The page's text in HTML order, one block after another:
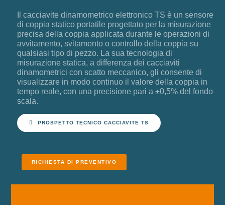
Il cacciavite dinamometrico elettronico TS è un sensore
di coppia statico portatile progettato per la misurazione
precisa della coppia applicata durante le operazioni di
avvitamento, svitamento o controllo della coppia su
qualsiasi tipo di pezzo. La sua tecnologia di
misurazione statica, a differenza dei cacciaviti
dinamometrici con scatto meccanico, gli consente di
visualizzare in modo continuo il valore della coppia in
tempo reale, con una precisione pari a ±0,5% del fondo
scala.
PROSPETTO TECNICO CACCIAVITE TS
RICHIESTA DI PREVENTIVO